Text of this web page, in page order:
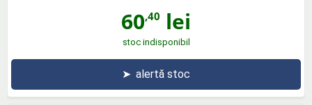
60,40 lei
stoc indisponibil
➤ alertă stoc